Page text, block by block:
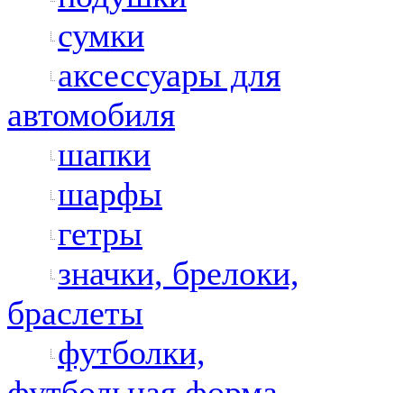
сумки
аксессуары для
автомобиля
шапки
шарфы
гетры
значки, брелоки,
браслеты
футболки,